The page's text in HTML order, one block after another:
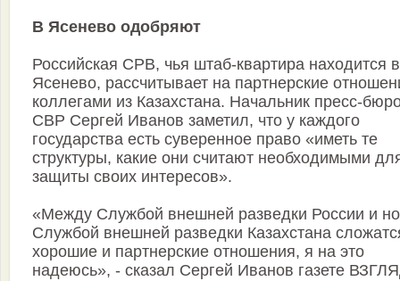
В Ясенево одобряют
Российская СРВ, чья штаб-квартира находится в
Ясенево, рассчитывает на партнерские
коллегами из Казахстана. Начальник пресс-
СВР Сергей Иванов заметил, что у каждого
государства есть суверенное право «иметь те
структуры, какие они считают необходимыми
защиты своих интересов».
«Между Службой внешней разведки России и
Службой внешней разведки Казахстана
хорошие и партнерские отношения, я на это
надеюсь», - сказал Сергей Иванов газете